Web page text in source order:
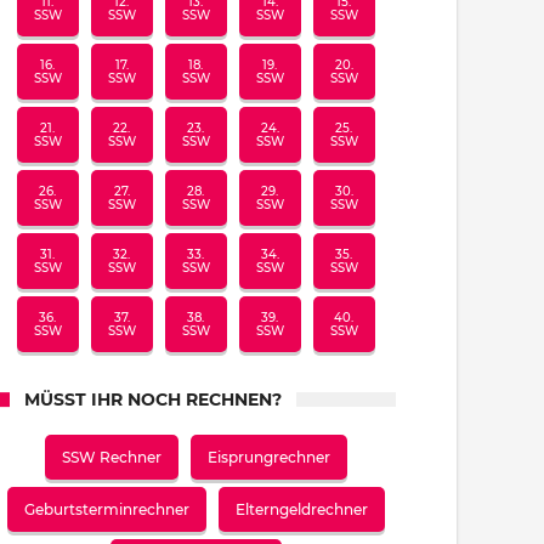
SSW
SSW
SSW
SSW
SSW
16.
SSW
17.
SSW
18.
SSW
19.
SSW
20.
SSW
21.
SSW
22.
SSW
23.
SSW
24.
SSW
25.
SSW
26.
SSW
27.
SSW
28.
SSW
29.
SSW
30.
SSW
31.
SSW
32.
SSW
33.
SSW
34.
SSW
35.
SSW
36.
SSW
37.
SSW
38.
SSW
39.
SSW
40.
SSW
MÜSST IHR NOCH RECHNEN?
SSW Rechner Eisprungrechner
Geburtsterminrechner Elterngeldrechner